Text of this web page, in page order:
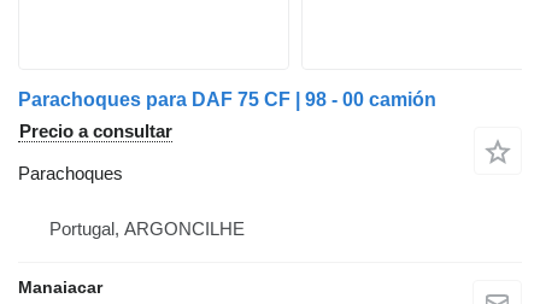
Parachoques para DAF 75 CF | 98 - 00 camión
Precio a consultar
Parachoques
Portugal, ARGONCILHE
Manaiacar